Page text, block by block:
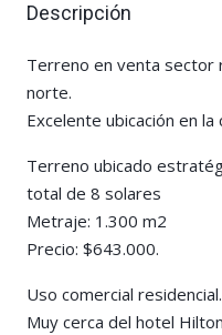
Descripción
Terreno en venta sector
norte.
Excelente ubicación en
Terreno ubicado
total de 8 solares
Metraje: 1.300 m2
Precio: $643.000.
Uso comercial residencial.
Muy cerca del hotel